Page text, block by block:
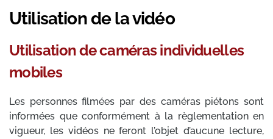
Utilisation de la vidéo
Utilisation de caméras individuelles
mobiles
Les personnes filmées par des caméras piétons sont
informées que conformément à la règlementation en
vigueur, les vidéos ne feront l’objet d’aucune lecture,